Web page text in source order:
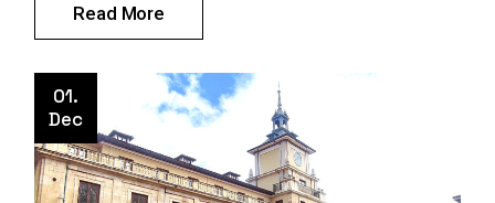
Read More
01.
Dec